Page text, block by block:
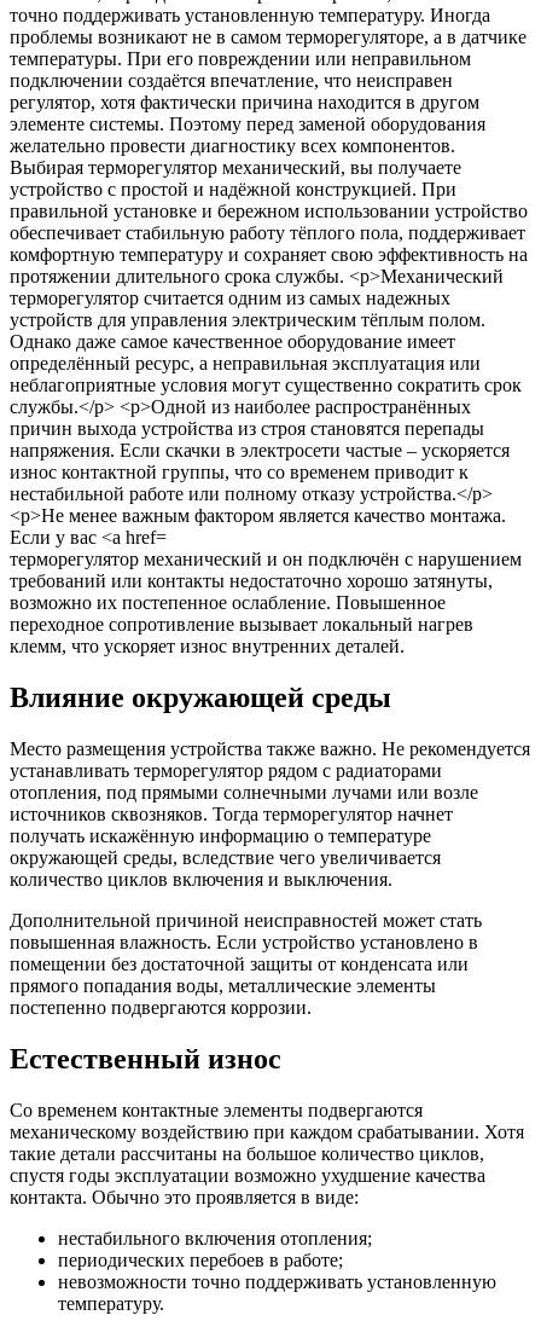
терморегулятор механический и он подключён с нарушением
требований или контакты недостаточно хорошо затянуты,
возможно их постепенное ослабление. Повышенное
переходное сопротивление вызывает локальный нагрев
клемм, что ускоряет износ внутренних деталей.
Влияние окружающей среды
Место размещения устройства также важно. Не рекомендуется
устанавливать терморегулятор рядом с радиаторами
отопления, под прямыми солнечными лучами или возле
источников сквозняков. Тогда терморегулятор начнет
получать искажённую информацию о температуре
окружающей среды, вследствие чего увеличивается
количество циклов включения и выключения.
Дополнительной причиной неисправностей может стать
повышенная влажность. Если устройство установлено в
помещении без достаточной защиты от конденсата или
прямого попадания воды, металлические элементы
постепенно подвергаются коррозии.
Естественный износ
Со временем контактные элементы подвергаются
механическому воздействию при каждом срабатывании. Хотя
такие детали рассчитаны на большое количество циклов,
спустя годы эксплуатации возможно ухудшение качества
контакта. Обычно это проявляется в виде:
нестабильного включения отопления;
периодических перебоев в работе;
невозможности точно поддерживать установленную
температуру.